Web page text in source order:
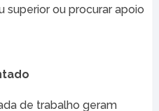
superior ou procurar apoio
de trabalho geram